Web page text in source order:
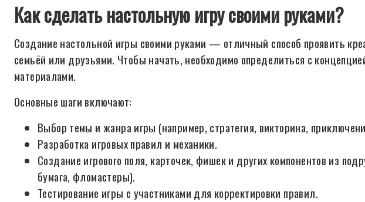
Как сделать настольную игру своими руками?
Создание настольной игры своими руками — отличный способ проявить
семьёй или друзьями. Чтобы начать, необходимо определиться с
материалами.
Основные шаги включают:
Выбор темы и жанра игры (например, стратегия, викторина,
Разработка игровых правил и механики.
Создание игрового поля, карточек, фишек и других компонентов из
бумага, фломастеры).
Тестирование игры с участниками для корректировки правил.